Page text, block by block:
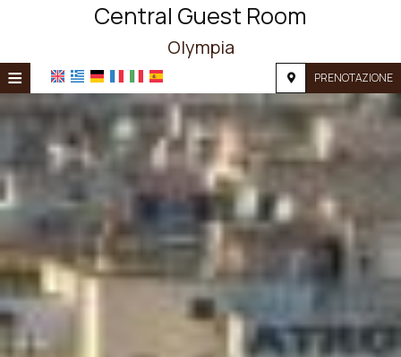
Central Guest Room
Olympia
≡ PRENOTAZIONE
HOME
POSIZIONE
ALLOGGIO
SERVIZI
GALLERIA FOTOGRAFICA